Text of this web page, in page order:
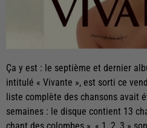
Ça y est : le septième et dernier
intitulé « Vivante », est sorti ce
liste complète des chansons avait
semaines : le disque contient 13